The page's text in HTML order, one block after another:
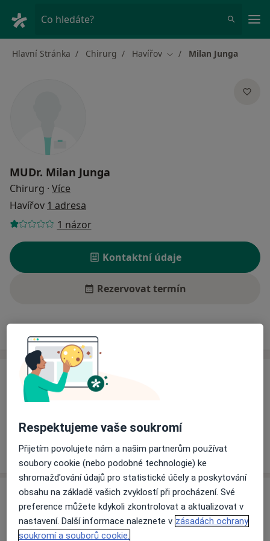
Co hledáte?
Hlavní Stránka Chirurg Havířov Změna města
Milan Junga
MUDr. Milan Junga
Chirurg · Více
Havířov 1 adresa
1 názor
Kontaktní údaje
Rezervovat termín
Ceník
Informace o službách a cenách nejsou k dispozici
svých službách.
Adresa
Nemocnice s poliklinikou Havířov -
Respektujeme vaše soukromí
Přijetím povolujete nám a našim partnerům používat
soubory cookie (nebo podobné technologie) ke
shromažďování údajů pro statistické účely a poskytování
obsahu na základě vašich zvyklostí při procházení. Své
preference můžete kdykoli zkontrolovat a aktualizovat v
nastavení. Další informace naleznete v zásadách ochrany
soukromí a souborů cookie.